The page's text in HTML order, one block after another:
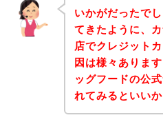
いかがだったで
てきたように、
店でクレジット
因は様々ありま
ッグフードの公
れてみるといいか